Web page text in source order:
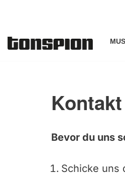
Inhalt
Kontakt
Bevor du uns
Schicke uns